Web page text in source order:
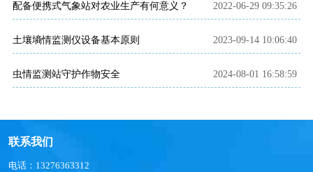
配备便携式气象站对农业生产有何意义？ 2022-06-29 09:35:26
土壤墒情监测仪设备基本原则 2023-09-14 10:06:40
虫情监测站守护作物安全 2024-08-01 16:58:59
联系我们
电话：13276363312